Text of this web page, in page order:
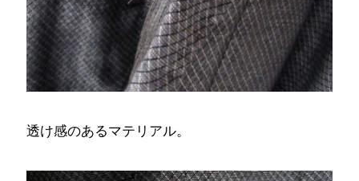
透け感のあるマテリアル。